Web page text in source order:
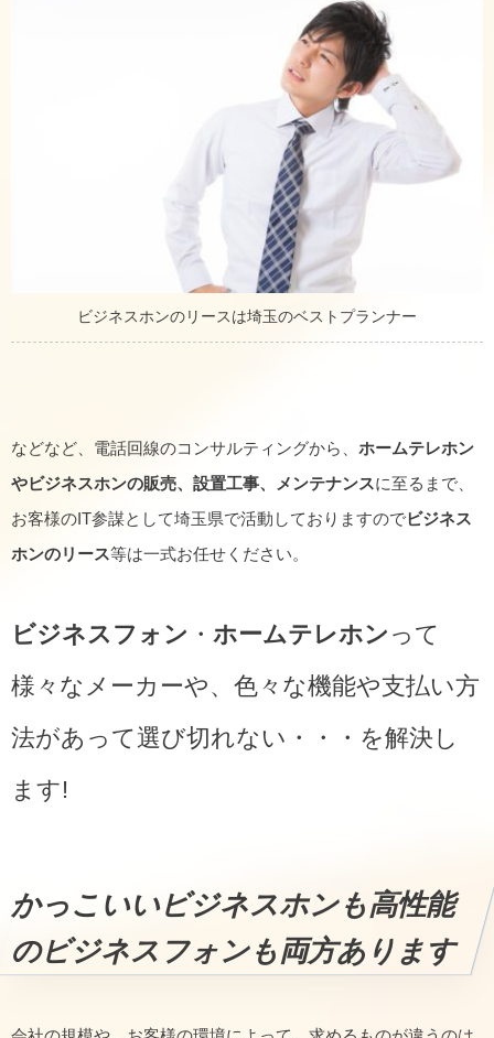
ビジネスホンのリースは埼玉のベストプランナー
などなど、電話回線のコンサルティングから、 ホームテレホン
やビジネスホンの販売、設置工事、メンテナンスに至るまで、
お客様のIT参謀として埼玉県で活動しておりますのでビジネス
ホンのリース等は一式お任せください。
ビジネスフォン ・ ホームテレホン って
様々なメーカーや、色々な機能や支払い方
法があって選び切れない・・・を解決し
ます!
かっこいいビジネスホンも高性能
のビジネスフォンも両方あります